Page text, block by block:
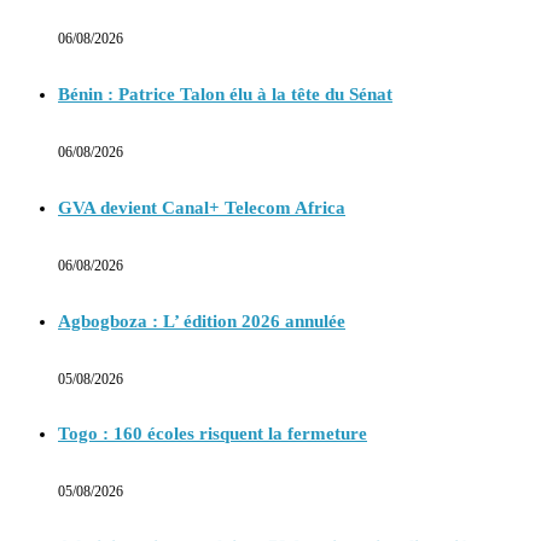
06/08/2026
Bénin : Patrice Talon élu à la tête du Sénat
06/08/2026
GVA devient Canal+ Telecom Africa
06/08/2026
Agbogboza : L’ édition 2026 annulée
05/08/2026
Togo : 160 écoles risquent la fermeture
05/08/2026